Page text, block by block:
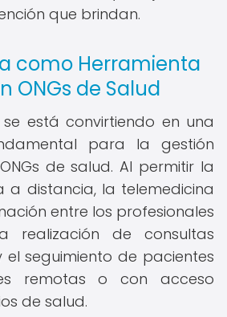
que brindan.
como Herramienta
ONGs de Salud
está convirtiendo en una
para la gestión
de salud. Al permitir la
a distancia, la telemedicina
entre los profesionales
de consultas
el seguimiento de pacientes
remotas o con acceso
de salud.